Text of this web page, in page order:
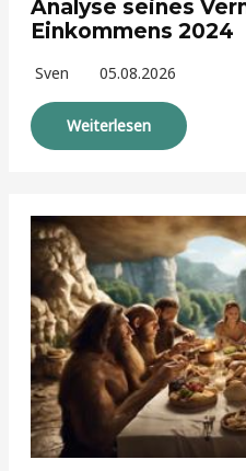
Analyse seines
Einkommens 2024
Sven 05.08.2026
Weiterlesen